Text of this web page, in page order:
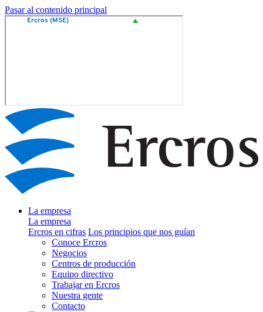
Pasar al contenido principal
La empresa
La empresa
Ercros en cifras Los principios que nos guían
Conoce Ercros
Negocios
Centros de producción
Equipo directivo
Trabajar en Ercros
Nuestra gente
Contacto